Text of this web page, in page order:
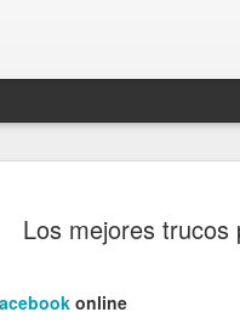
Los mejores trucos
online